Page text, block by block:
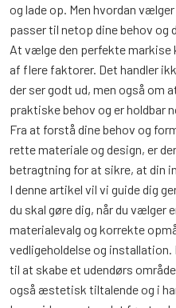
og lade op. Men hvordan
passer til netop dine behov og
At vælge den perfekte
af flere faktorer. Det handler
der ser godt ud, men også om
praktiske behov og er holdbar
Fra at forstå dine behov og
rette materiale og design, er
betragtning for at sikre, at din
I denne artikel vil vi guide dig
du skal gøre dig, når du vælger
materialevalg og korrekte
vedligeholdelse og installation.
til at skabe et udendørs
også æstetisk tiltalende og i